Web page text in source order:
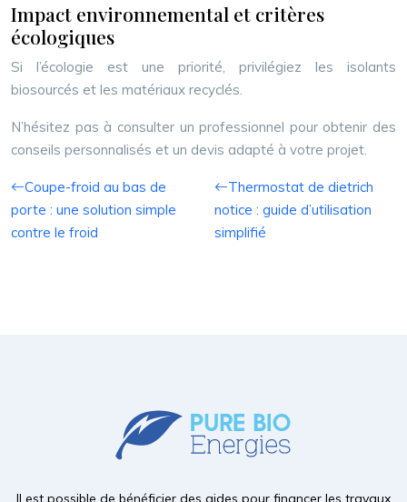
Impact environnemental et critères
écologiques
Si l’écologie est une priorité, privilégiez les isolants
biosourcés et les matériaux recyclés.
N’hésitez pas à consulter un professionnel pour obtenir des
conseils personnalisés et un devis adapté à votre projet.
Coupe-froid au bas de
porte : une solution simple
contre le froid
Thermostat de dietrich
notice : guide d’utilisation
simplifié
Il est possible de bénéficier des aides pour financer les travaux